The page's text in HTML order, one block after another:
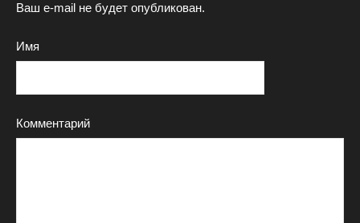
Ваш e-mail не будет опубликован.
Имя
Комментарий